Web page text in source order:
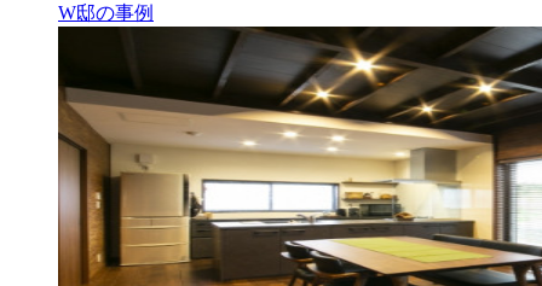
W邸の事例